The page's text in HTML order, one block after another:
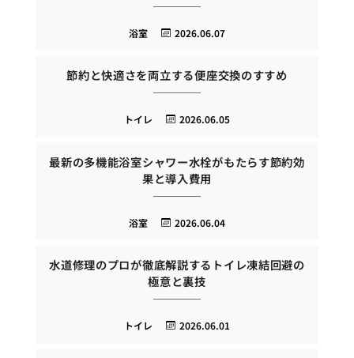
2026.06.07
浴室
節約と快適さを両立する便座交換のすすめ
2026.06.05
トイレ
最新の多機能浴室シャワー水栓がもたらす節約効
果と導入費用
2026.06.04
浴室
水道修理のプロが徹底解説するトイレ凍結回避の
極意と裏技
2026.06.01
トイレ